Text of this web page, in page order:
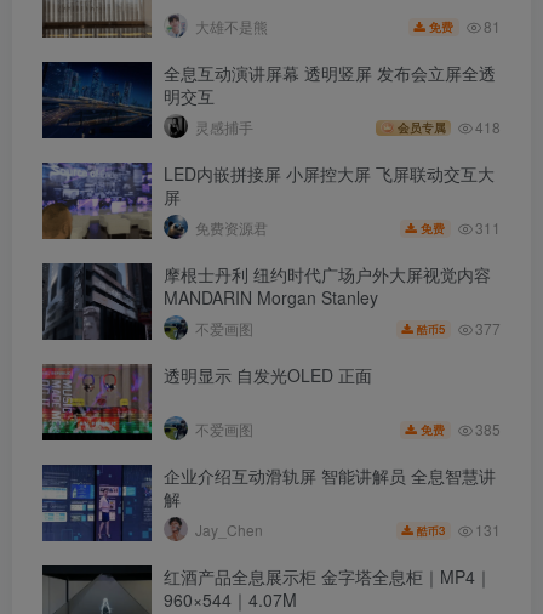
大雄不是熊 免费 81
全息互动演讲屏幕 透明竖屏 发布会立屏全透
明交互
灵感捕手 会员专属 418
LED内嵌拼接屏 小屏控大屏 飞屏联动交互大
屏
免费资源君 免费 311
摩根士丹利 纽约时代广场户外大屏视觉内容
MANDARIN Morgan Stanley
不爱画图 酷币5 377
透明显示 自发光OLED 正面
不爱画图 免费 385
企业介绍互动滑轨屏 智能讲解员 全息智慧讲
解
Jay_Chen 酷币3 131
红酒产品全息展示柜 金字塔全息柜｜MP4｜
960×544｜4.07M